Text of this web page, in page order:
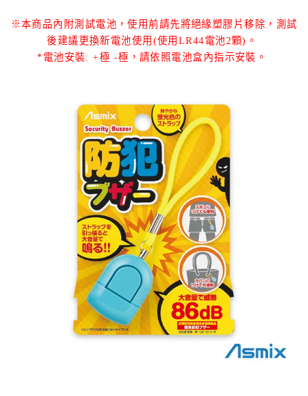
※本商品內附測試電池，使用前請先將絕緣塑膠片移除，測試
後建議更換新電池使用(使用LR44電池2顆)。
*電池安裝: +極 -極，請依照電池盒內指示安裝。